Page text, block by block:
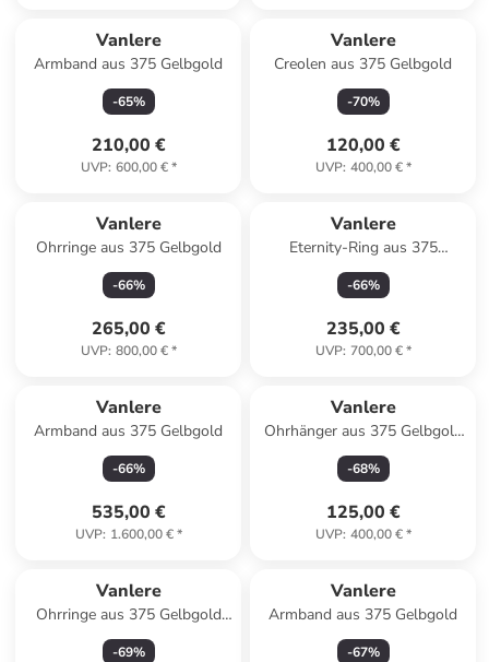
Vanlere
Armband aus 375 Gelbgold
-65%
210,00 €
UVP: 600,00 €*
Vanlere
Creolen aus 375 Gelbgold
-70%
120,00 €
UVP: 400,00 €*
Vanlere
Ohrringe aus 375 Gelbgold
-66%
265,00 €
UVP: 800,00 €*
Vanlere
Eternity-Ring aus 375
Gelbgold mit Zirkonia
-66%
235,00 €
UVP: 700,00 €*
Vanlere
Armband aus 375 Gelbgold
-66%
535,00 €
UVP: 1.600,00 €*
Vanlere
Ohrhänger aus 375 Gelbgold
mit Amethyst
-68%
125,00 €
UVP: 400,00 €*
Vanlere
Ohrringe aus 375 Gelbgold
mit Perle
-69%
Vanlere
Armband aus 375 Gelbgold
-67%